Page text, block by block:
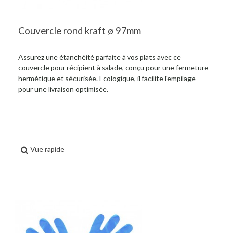
Couvercle rond kraft ø 97mm
Assurez une étanchéité parfaite à vos plats avec ce
couvercle pour récipient à salade, conçu pour une fermeture
hermétique et sécurisée. Ecologique, il facilite l'empilage
pour une livraison optimisée.
Vue rapide